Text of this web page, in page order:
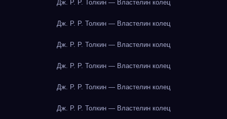
Дж. Р. Р. Толкин — Властелин колец
Дж. Р. Р. Толкин — Властелин колец
Дж. Р. Р. Толкин — Властелин колец
Дж. Р. Р. Толкин — Властелин колец
Дж. Р. Р. Толкин — Властелин колец
Дж. Р. Р. Толкин — Властелин колец